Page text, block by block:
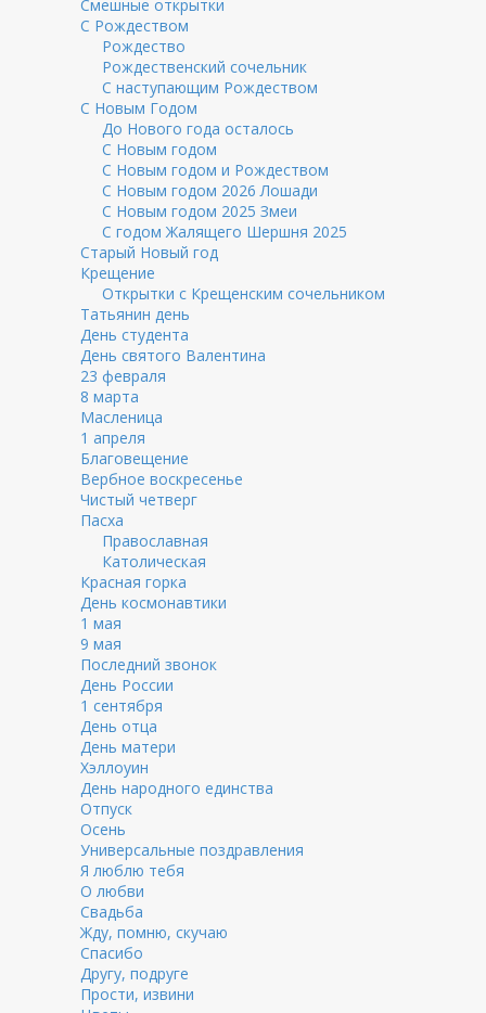
Смешные открытки
С Рождеством
Рождество
Рождественский сочельник
С наступающим Рождеством
С Новым Годом
До Нового года осталось
С Новым годом
С Новым годом и Рождеством
С Новым годом 2026 Лошади
С Новым годом 2025 Змеи
С годом Жалящего Шершня 2025
Старый Новый год
Крещение
Открытки с Крещенским сочельником
Татьянин день
День студента
День святого Валентина
23 февраля
8 марта
Масленица
1 апреля
Благовещение
Вербное воскресенье
Чистый четверг
Пасха
Православная
Католическая
Красная горка
День космонавтики
1 мая
9 мая
Последний звонок
День России
1 сентября
День отца
День матери
Хэллоуин
День народного единства
Отпуск
Осень
Универсальные поздравления
Я люблю тебя
О любви
Свадьба
Жду, помню, скучаю
Спасибо
Другу, подруге
Прости, извини